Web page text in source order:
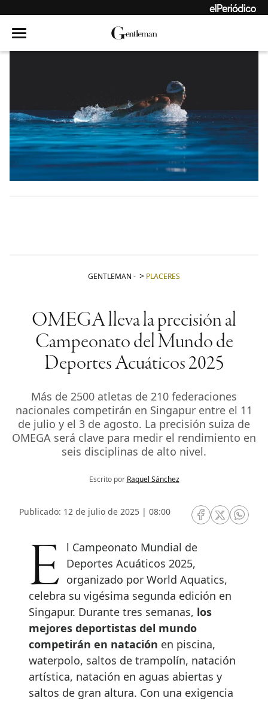
GENTLEMAN - PLACERES
OMEGA lleva la precisión al
Campeonato del Mundo de
Deportes Acuáticos 2025
Más de 2500 atletas de 210 federaciones
nacionales competirán en Singapur entre el 11
de julio y el 3 de agosto. La precisión suiza de
OMEGA será clave para medir el rendimiento en
seis disciplinas de alto nivel.
Escrito por Raquel Sánchez
Publicado: 12 de julio de 2025 | 08:00
RRSS Facebook
RRSSRRSS
El Campeonato Mundial de Deportes Acuáticos 2025,
organizado por World Aquatics,
celebra su vigésima segunda edición en
Singapur. Durante tres semanas, los
mejores deportistas del mundo
competirán en natación en piscina,
waterpolo, saltos de trampolín, natación
artística, natación en aguas abiertas y
saltos de gran altura. Con una exigencia